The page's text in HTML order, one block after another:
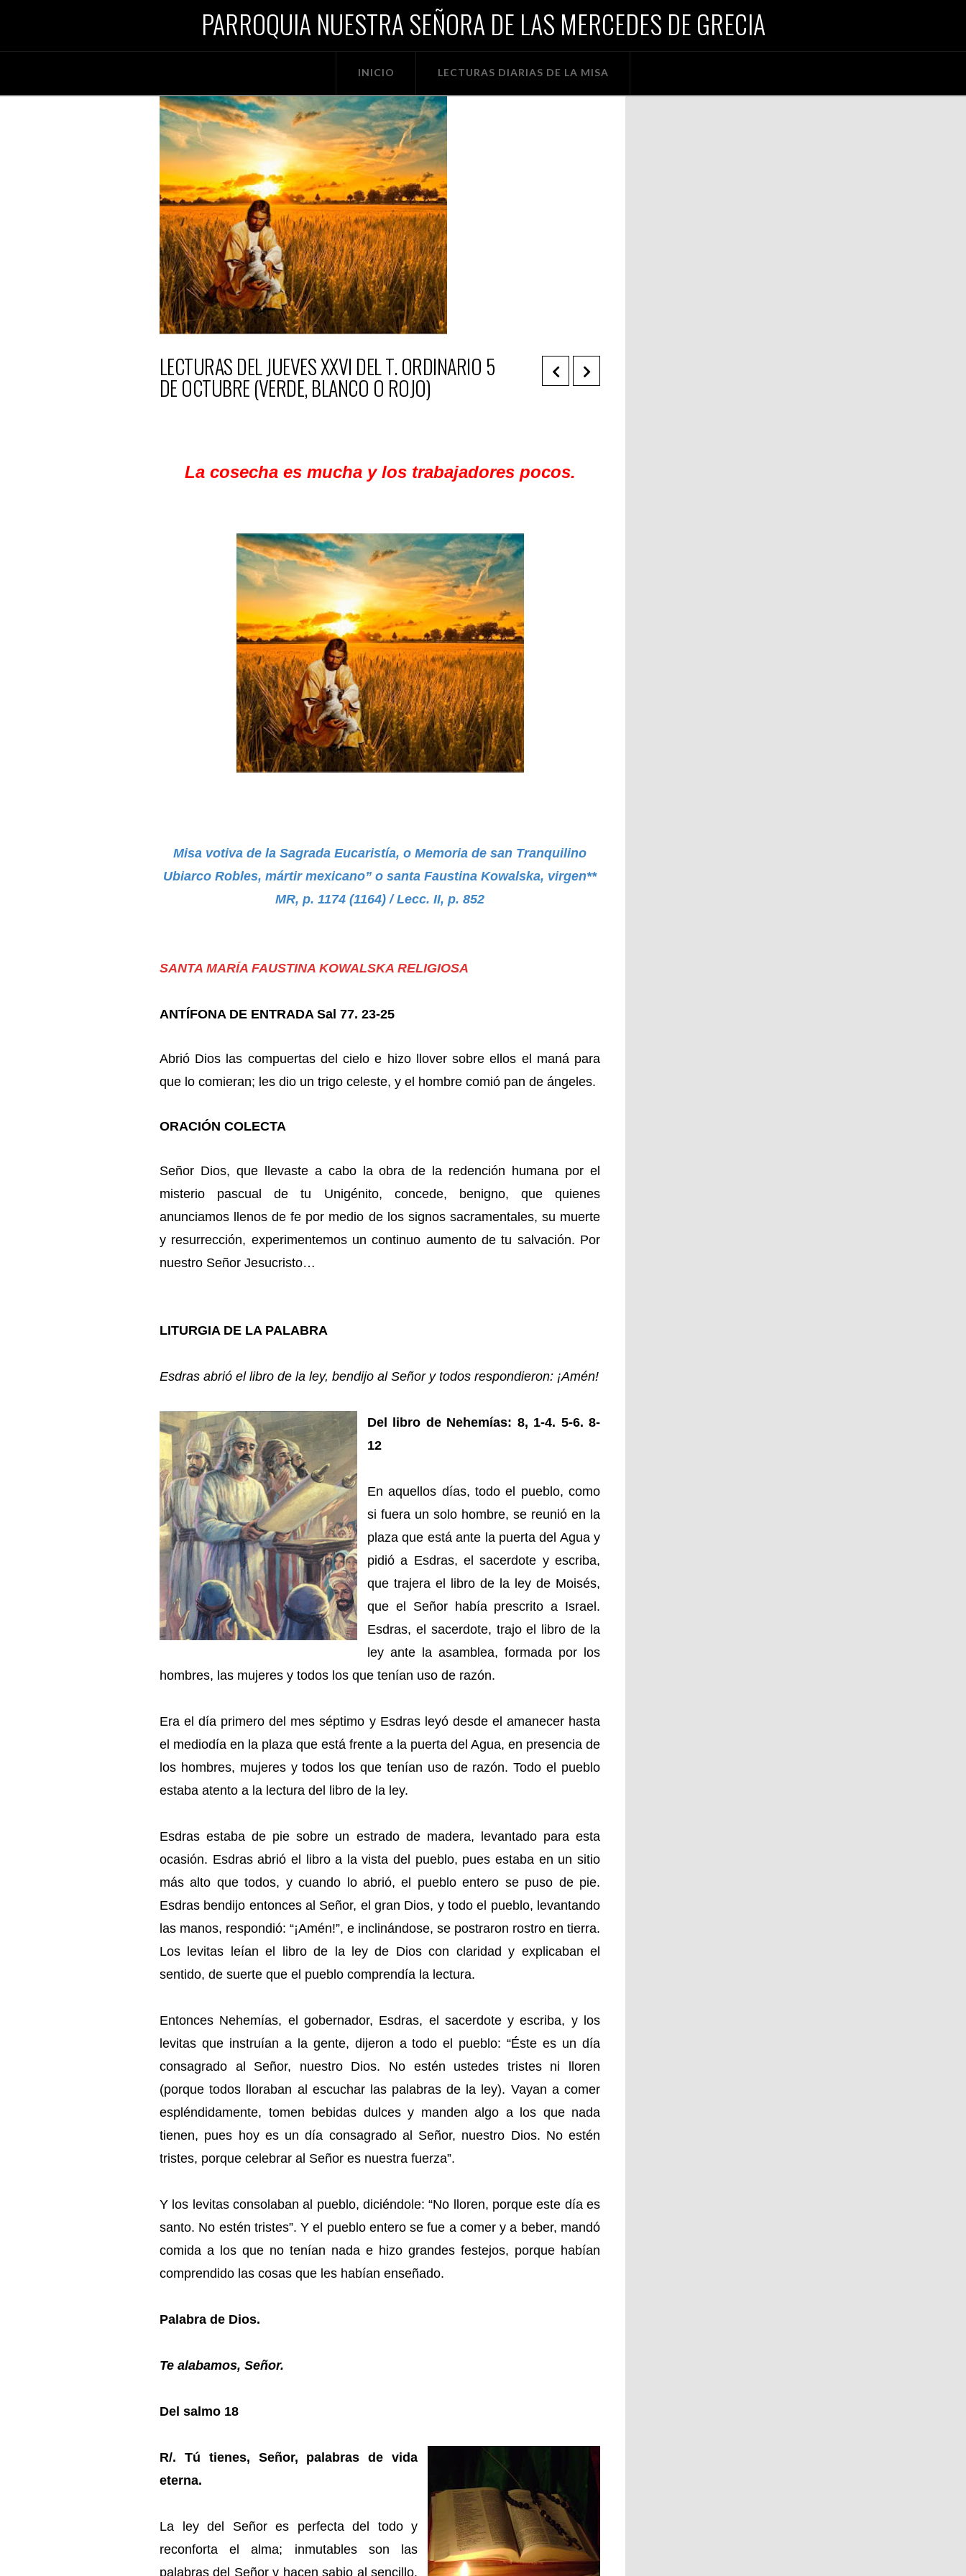
PARROQUIA NUESTRA SEÑORA DE LAS MERCEDES DE GRECIA
INICIO LECTURAS DIARIAS DE LA MISA
LECTURAS DEL JUEVES XXVI DEL T. ORDINARIO 5
DE OCTUBRE (VERDE, BLANCO O ROJO)
La cosecha es mucha y los trabajadores pocos.
Misa votiva de la Sagrada Eucaristía, o Memoria de san Tranquilino
Ubiarco Robles, mártir mexicano” o santa Faustina Kowalska, virgen**
MR, p. 1174 (1164) / Lecc. II, p. 852
SANTA MARÍA FAUSTINA KOWALSKA RELIGIOSA
ANTÍFONA DE ENTRADA Sal 77. 23-25
Abrió Dios las compuertas del cielo e hizo llover sobre ellos el maná para
que lo comieran; les dio un trigo celeste, y el hombre comió pan de ángeles.
ORACIÓN COLECTA
Señor Dios, que llevaste a cabo la obra de la redención humana por el
misterio pascual de tu Unigénito, concede, benigno, que quienes
anunciamos llenos de fe por medio de los signos sacramentales, su muerte
y resurrección, experimentemos un continuo aumento de tu salvación. Por
nuestro Señor Jesucristo…
LITURGIA DE LA PALABRA
Esdras abrió el libro de la ley, bendijo al Señor y todos respondieron: ¡Amén!
Del libro de Nehemías: 8, 1-4. 5-6. 8-
12
En aquellos días, todo el pueblo, como
si fuera un solo hombre, se reunió en la
plaza que está ante la puerta del Agua y
pidió a Esdras, el sacerdote y escriba,
que trajera el libro de la ley de Moisés,
que el Señor había prescrito a Israel.
Esdras, el sacerdote, trajo el libro de la
ley ante la asamblea, formada por los
hombres, las mujeres y todos los que tenían uso de razón.
Era el día primero del mes séptimo y Esdras leyó desde el amanecer hasta
el mediodía en la plaza que está frente a la puerta del Agua, en presencia de
los hombres, mujeres y todos los que tenían uso de razón. Todo el pueblo
estaba atento a la lectura del libro de la ley.
Esdras estaba de pie sobre un estrado de madera, levantado para esta
ocasión. Esdras abrió el libro a la vista del pueblo, pues estaba en un sitio
más alto que todos, y cuando lo abrió, el pueblo entero se puso de pie.
Esdras bendijo entonces al Señor, el gran Dios, y todo el pueblo, levantando
las manos, respondió: “¡Amén!”, e inclinándose, se postraron rostro en tierra.
Los levitas leían el libro de la ley de Dios con claridad y explicaban el
sentido, de suerte que el pueblo comprendía la lectura.
Entonces Nehemías, el gobernador, Esdras, el sacerdote y escriba, y los
levitas que instruían a la gente, dijeron a todo el pueblo: “Éste es un día
consagrado al Señor, nuestro Dios. No estén ustedes tristes ni lloren
(porque todos lloraban al escuchar las palabras de la ley). Vayan a comer
espléndidamente, tomen bebidas dulces y manden algo a los que nada
tienen, pues hoy es un día consagrado al Señor, nuestro Dios. No estén
tristes, porque celebrar al Señor es nuestra fuerza”.
Y los levitas consolaban al pueblo, diciéndole: “No lloren, porque este día es
santo. No estén tristes”. Y el pueblo entero se fue a comer y a beber, mandó
comida a los que no tenían nada e hizo grandes festejos, porque habían
comprendido las cosas que les habían enseñado.
Palabra de Dios.
Te alabamos, Señor.
Del salmo 18
R/. Tú tienes, Señor, palabras de vida
eterna.
La ley del Señor es perfecta del todo y
reconforta el alma; inmutables son las
palabras del Señor y hacen sabio al sencillo.